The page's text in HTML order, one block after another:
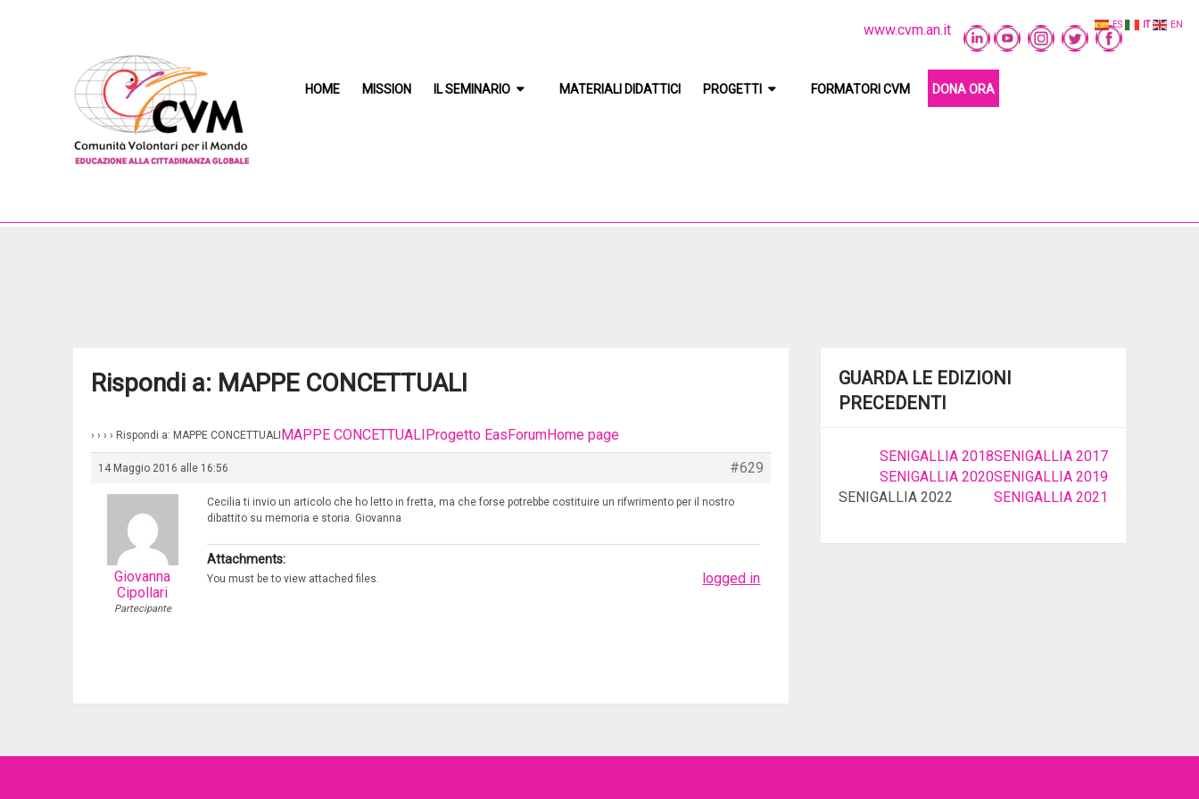
www.cvm.an.it
HOME MISSION IL SEMINARIO MATERIALI DIDATTICI PROGETTI FORMATORI CVM DONA ORA
Rispondi a: MAPPE CONCETTUALI
Home page
› Forum
› Progetto Eas
› MAPPE CONCETTUALI
› Rispondi a: MAPPE CONCETTUALI
14 Maggio 2016 alle 16:56 #629
Giovanna
Cipollari
Partecipante
Cecilia ti invio un articolo che ho letto in fretta, ma che forse potrebbe costituire un rifwrimento per il nostro
dibattito su memoria e storia. Giovanna
Attachments:
You must be logged in
to view attached files.
GUARDA LE EDIZIONI
PRECEDENTI
SENIGALLIA 2017
SENIGALLIA 2018
SENIGALLIA 2019
SENIGALLIA 2020
SENIGALLIA 2021
SENIGALLIA 2022
EN
IT
ES